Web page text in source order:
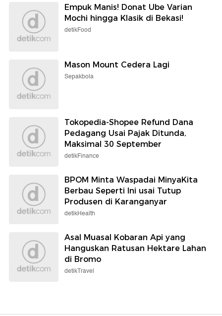
Empuk Manis! Donat Ube Varian
Mochi hingga Klasik di Bekasi!
detikFood
Mason Mount Cedera Lagi
Sepakbola
Tokopedia-Shopee Refund Dana
Pedagang Usai Pajak Ditunda,
Maksimal 30 September
detikFinance
BPOM Minta Waspadai MinyaKita
Berbau Seperti Ini usai Tutup
Produsen di Karanganyar
detikHealth
Asal Muasal Kobaran Api yang
Hanguskan Ratusan Hektare Lahan
di Bromo
detikTravel